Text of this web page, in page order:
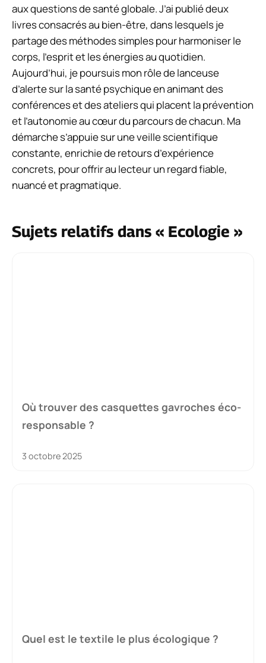
aux questions de santé globale. J’ai publié deux
livres consacrés au bien-être, dans lesquels je
partage des méthodes simples pour harmoniser le
corps, l’esprit et les énergies au quotidien.
Aujourd’hui, je poursuis mon rôle de lanceuse
d’alerte sur la santé psychique en animant des
conférences et des ateliers qui placent la prévention
et l’autonomie au cœur du parcours de chacun. Ma
démarche s’appuie sur une veille scientifique
constante, enrichie de retours d’expérience
concrets, pour offrir au lecteur un regard fiable,
nuancé et pragmatique.
Sujets relatifs dans « Ecologie »
Où trouver des casquettes gavroches éco-
responsable ?
3 octobre 2025
Quel est le textile le plus écologique ?